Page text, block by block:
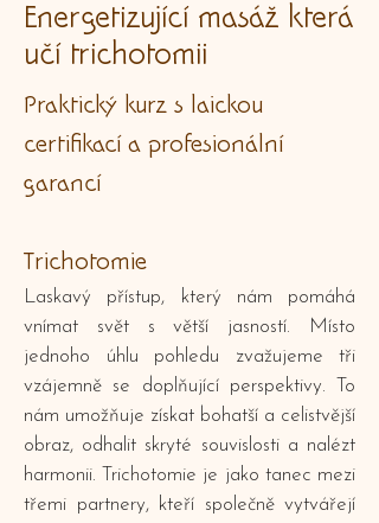
Energetizující masáž která
učí trichotomii
Praktický kurz s laickou
certifikací a profesionální
garancí
Trichotomie
Laskavý přístup, který nám pomáhá
vnímat svět s větší jasností. Místo
jednoho úhlu pohledu zvažujeme tři
vzájemně se doplňující perspektivy. To
nám umožňuje získat bohatší a celistvější
obraz, odhalit skryté souvislosti a nalézt
harmonii. Trichotomie je jako tanec mezi
třemi partnery, kteří společně vytvářejí